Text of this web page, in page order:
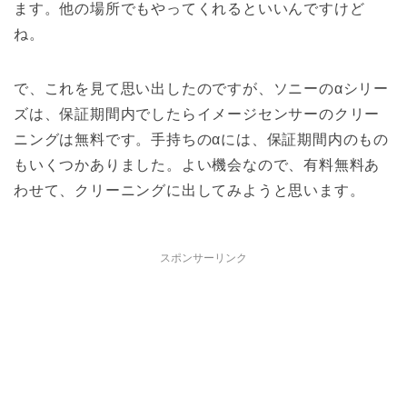
ます。他の場所でもやってくれるといいんですけど
ね。
で、これを見て思い出したのですが、ソニーのαシリー
ズは、保証期間内でしたらイメージセンサーのクリー
ニングは無料です。手持ちのαには、保証期間内のもの
もいくつかありました。よい機会なので、有料無料あ
わせて、クリーニングに出してみようと思います。
スポンサーリンク